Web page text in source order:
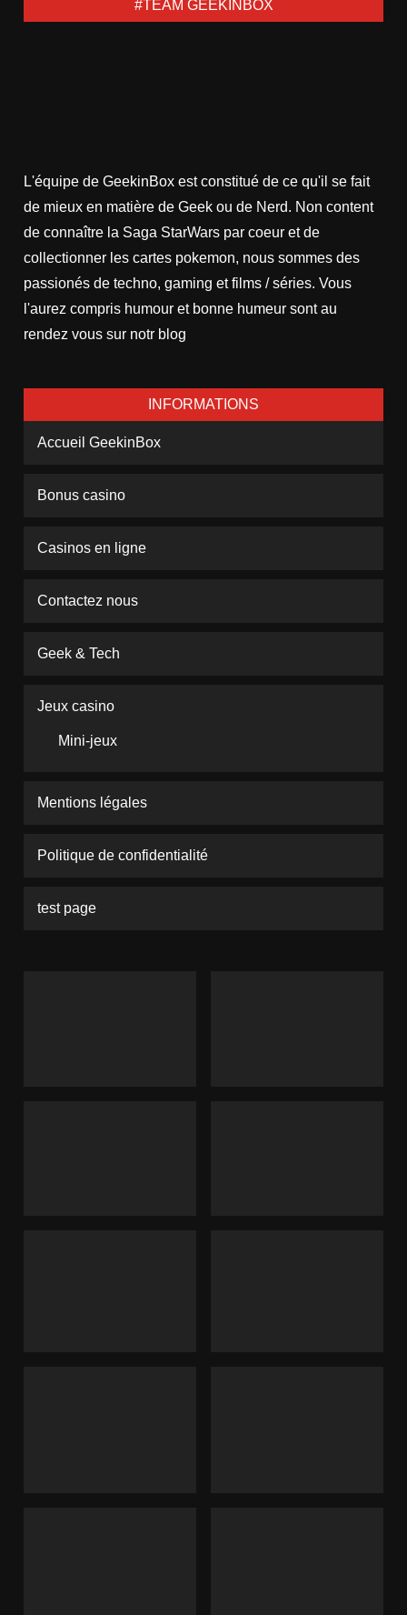
#TEAM GEEKINBOX
L'équipe de GeekinBox est constitué de ce qu'il se fait
de mieux en matière de Geek ou de Nerd. Non content
de connaître la Saga StarWars par coeur et de
collectionner les cartes pokemon, nous sommes des
passionés de techno, gaming et films / séries. Vous
l'aurez compris humour et bonne humeur sont au
rendez vous sur notr blog
INFORMATIONS
Accueil GeekinBox
Bonus casino
Casinos en ligne
Contactez nous
Geek & Tech
Jeux casino
Mini-jeux
Mentions légales
Politique de confidentialité
test page